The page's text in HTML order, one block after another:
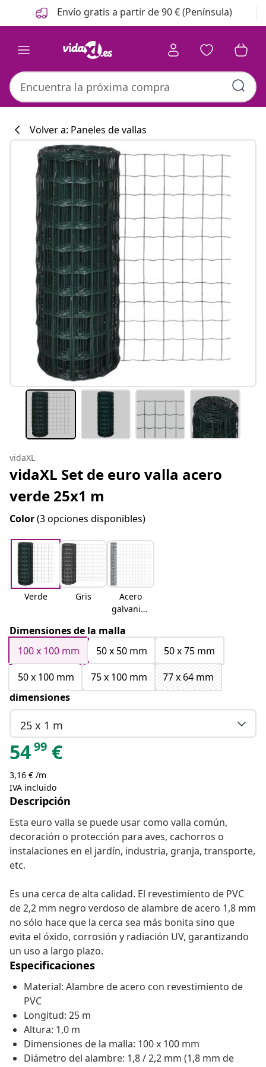
Anterior
Siguiente Envío gratis a partir de 90 € (Península)
#sharemevidaxl
Volver a: Paneles de vallas
vidaXL
vidaXL Set de euro valla acero
verde 25x1 m
Color(3 opciones disponibles)
Verde Gris
Acero
galvaniza
Dimensiones de la malla
100 x 100 mm
50 x 50 mm
50 x 75 mm
50 x 100 mm
75 x 100 mm
77 x 64 mm
dimensiones
25 x 1 m
5499 €
3,16 € /m
IVA incluido
Descripción
Esta euro valla se puede usar como valla común,
decoración o protección para aves, cachorros o
instalaciones en el jardín, industria, granja, transporte,
etc.
Es una cerca de alta calidad. El revestimiento de PVC
de 2,2 mm negro verdoso de alambre de acero 1,8 mm
no sólo hace que la cerca sea más bonita sino que
evita el óxido, corrosión y radiación UV, garantizando
un uso a largo plazo.
Especificaciones
Material: Alambre de acero con revestimiento de
PVC
Longitud: 25 m
Altura: 1,0 m
Dimensiones de la malla: 100 x 100 mm
Diámetro del alambre: 1,8 / 2,2 mm (1,8 mm de